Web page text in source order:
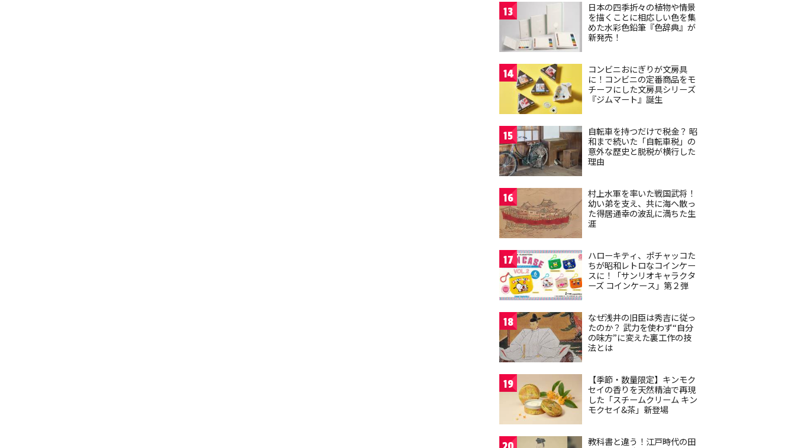
13
日本の四季折々の植物や情景
を描くことに相応しい色を集
めた水彩色鉛筆『色辞典』が
新発売！
14
コンビニおにぎりが文房具
に！コンビニの定番商品をモ
チーフにした文房具シリーズ
『ジムマート』誕生
15
自転車を持つだけで税金？ 昭
和まで続いた「自転車税」の
意外な歴史と脱税が横行した
理由
16
村上水軍を率いた戦国武将！
幼い弟を支え、共に海へ散っ
た得居通幸の波乱に満ちた生
涯
17
ハローキティ、ポチャッコた
ちが昭和レトロなコインケー
スに！「サンリオキャラクタ
ーズ コインケース」第２弾
18
なぜ浅井の旧臣は秀吉に従っ
たのか？ 武力を使わず“自分
の味方”に変えた裏工作の技
法とは
19
【季節・数量限定】キンモク
セイの香りを天然精油で再現
した「スチームクリーム キン
モクセイ&茶」新登場
教科書と違う！江戸時代の田